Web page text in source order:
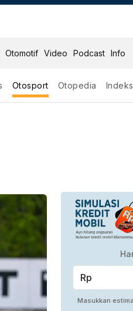
Otomotif Video Podcast Info
Otosport Otopedia Indeks